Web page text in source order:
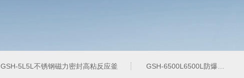
GSH-5L5L不锈钢磁力密封高粘反应釜 GSH-6500L6500L防爆加氢工业反应釜